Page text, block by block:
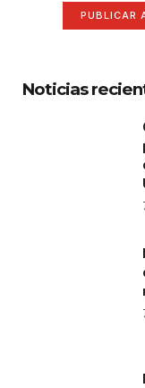
PUBLICAR
Noticias